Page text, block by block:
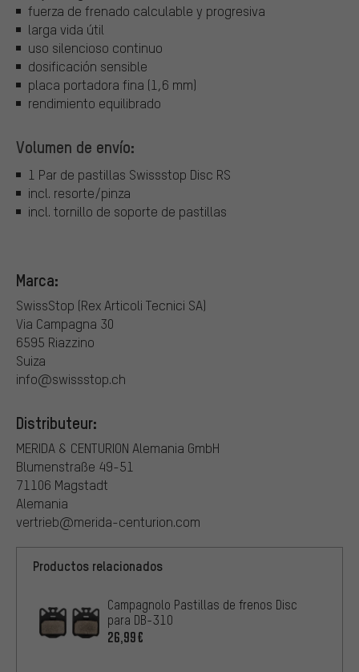
fuerza de frenado calculable y progresiva
larga vida útil
uso silencioso continuo
dosificación sensible
placa portadora fina (1,6 mm)
rendimiento equilibrado
Volumen de envío:
1 Par de pastillas Swissstop Disc RS
incl. resorte/pinza
incl. tornillo de soporte de pastillas
Marca:
SwissStop (Rex Articoli Tecnici SA)
Via Campagna 30
6595 Riazzino
Suiza
info@swissstop.ch
Distributeur:
MERIDA & CENTURION Alemania GmbH
Blumenstraße 49-51
71106 Magstadt
Alemania
vertrieb@merida-centurion.com
Productos relacionados
Campagnolo Pastillas de frenos Disc
para DB-310
26,99€